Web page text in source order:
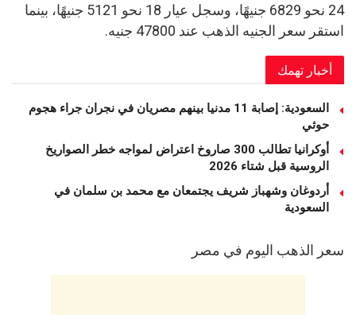
24 نحو 6829 جنيهًا، وسجل عيار 18 نحو 5121 جنيهًا، بينما
استقر سعر الجنيه الذهب عند 47800 جنيه.
أخبار تهمك
السعودية: إصابة 11 مدنيا بينهم مصريان في نجران جراء هجوم
حوثي
أوكرانيا تطالب 300 صاروخ اعتراض لمواجه خطر الصواريخ
الروسية قبل شتاء 2026
أردوغان وشهباز شريف يجتمعان مع محمد بن سلمان في
السعودية
سعر الذهب اليوم في مصر